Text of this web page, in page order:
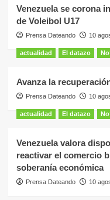
Venezuela se corona
de Voleibol U17
Prensa Dateando 10
actualidad El datazo
Avanza la
Prensa Dateando 10
actualidad El datazo
Venezuela valora
reactivar el comercio
soberanía económica
Prensa Dateando 10